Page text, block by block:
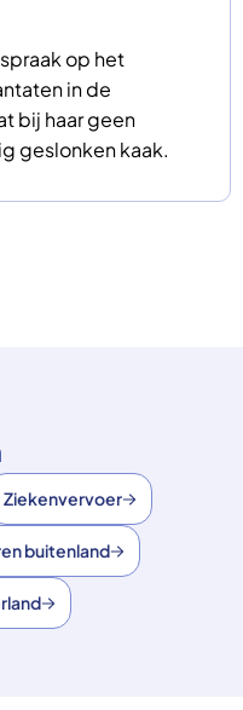
op het
in de
bij haar geen
geslonken kaak.
Ziekenvervoer
buitenland